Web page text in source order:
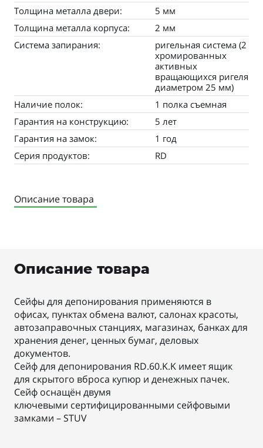
Толщина металла двери:
5 мм
Толщина металла корпуса:
2 мм
Система запирания:
ригельная система (2
хромированных
активных
вращающихся ригеля
диаметром 25 мм)
Наличие полок:
1 полка съемная
Гарантия на конструкцию:
5 лет
Гарантия на замок:
1 год
Серия продуктов:
RD
Описание товара
Описание товара
Сейфы для депонирования применяются в
офисах, пунктах обмена валют, салонах красоты,
автозаправочных станциях, магазинах, банках для
хранения денег, ценных бумаг, деловых
документов.
Сейф для депонирования RD.60.K.K имеет ящик
для скрытого вброса купюр и денежных пачек.
Сейф оснащён двумя
ключевыми сертифицированными сейфовыми
замками – STUV